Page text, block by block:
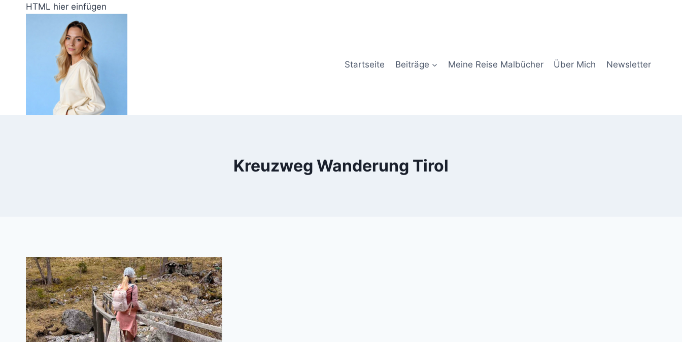
HTML hier einfügen
Startseite Beiträge Meine Reise Malbücher Über Mich Newsletter
Kreuzweg Wanderung Tirol